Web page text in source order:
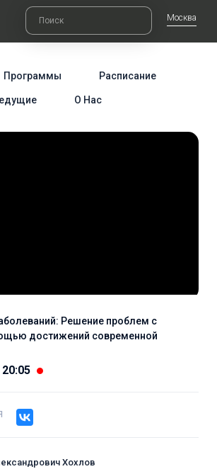
Москва
Программы Расписание
О Нас
Решение проблем с
достижений современной
Хохлов